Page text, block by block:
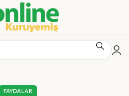
FAYDALAR